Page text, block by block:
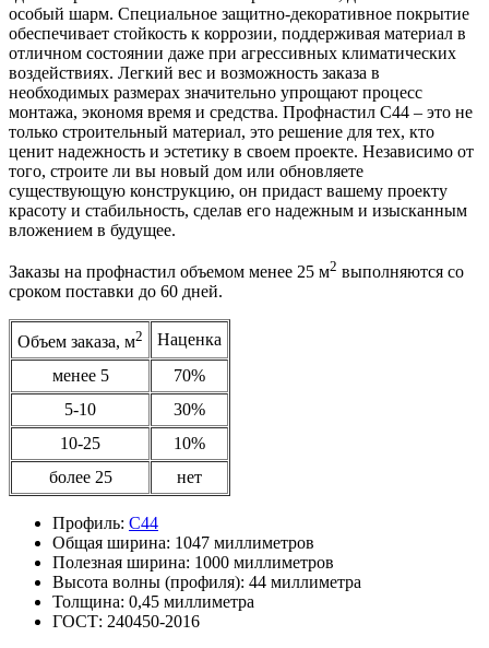
особый шарм. Специальное защитно-декоративное покрытие
обеспечивает стойкость к коррозии, поддерживая материал в
отличном состоянии даже при агрессивных климатических
воздействиях. Легкий вес и возможность заказа в
необходимых размерах значительно упрощают процесс
монтажа, экономя время и средства. Профнастил С44 – это не
только строительный материал, это решение для тех, кто
ценит надежность и эстетику в своем проекте. Независимо от
того, строите ли вы новый дом или обновляете
существующую конструкцию, он придаст вашему проекту
красоту и стабильность, сделав его надежным и изысканным
вложением в будущее.
Заказы на профнастил объемом менее 25 м2 выполняются со
сроком поставки до 60 дней.
Объем заказа, м2
Наценка
менее 5
70%
5-10
30%
10-25
10%
более 25
нет
Профиль: С44
Общая ширина: 1047 миллиметров
Полезная ширина: 1000 миллиметров
Высота волны (профиля): 44 миллиметра
Толщина: 0,45 миллиметра
ГОСТ: 240450-2016